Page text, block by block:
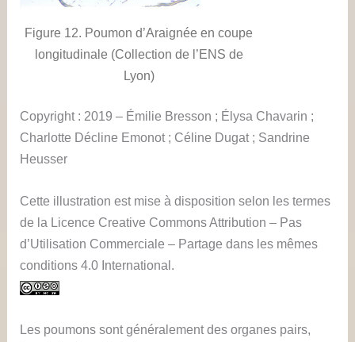
Figure 12. Poumon d’Araignée en coupe
longitudinale (Collection de l’ENS de
Lyon)
Copyright : 2019 – Émilie Bresson ; Élysa Chavarin ;
Charlotte Décline Emonot ; Céline Dugat ; Sandrine
Heusser
Cette illustration est mise à disposition selon les termes
de la Licence Creative Commons Attribution – Pas
d’Utilisation Commerciale – Partage dans les mêmes
conditions 4.0 International.
Les poumons sont généralement des organes pairs,